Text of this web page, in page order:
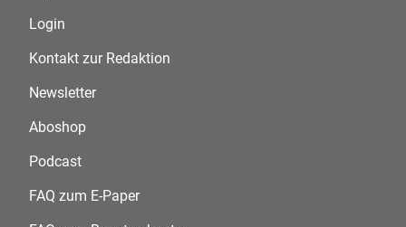
Login
Kontakt zur Redaktion
Newsletter
Aboshop
Podcast
FAQ zum E-Paper